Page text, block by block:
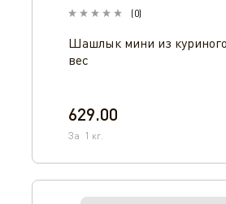
(0)
Шашлык мини из
вес
629.00
За 1 кг.